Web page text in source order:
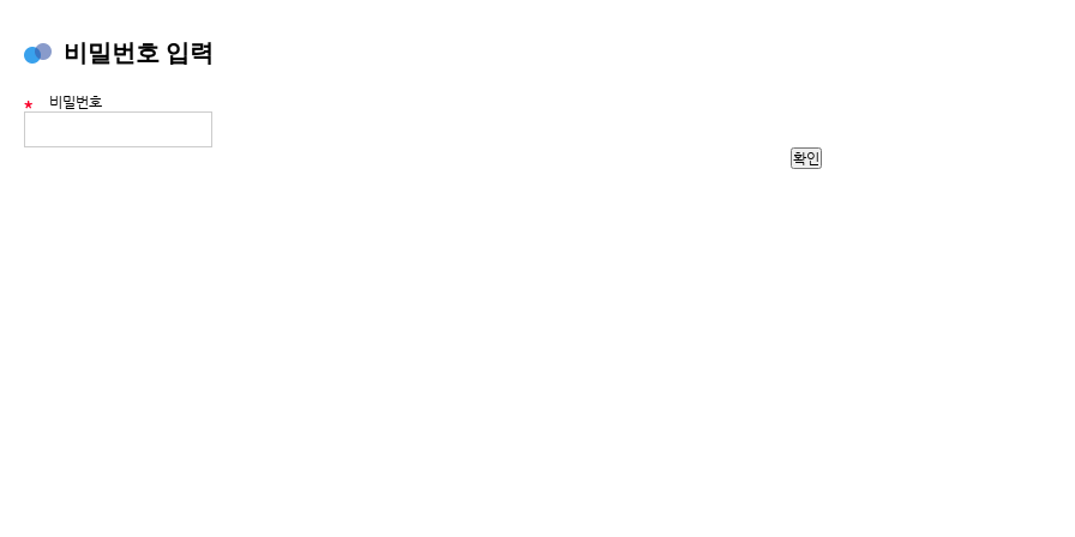
비밀번호 입력
비밀번호